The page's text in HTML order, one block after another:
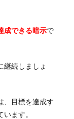
成できる暗示で
継続しましょ
、目標を達成す
ます。